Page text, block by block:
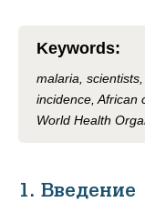
Keywords:
malaria,
incidence, African
World Health
1. Введение